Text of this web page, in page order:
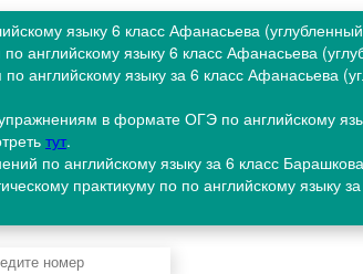
языку 6 класс Афанасьева
по английскому языку 6 класс Афанасьева
по английскому языку за 6 класс Афанасьева
в формате ОГЭ по английскому
тут.
по английскому языку за 6 класс
практикуму по по английскому языку